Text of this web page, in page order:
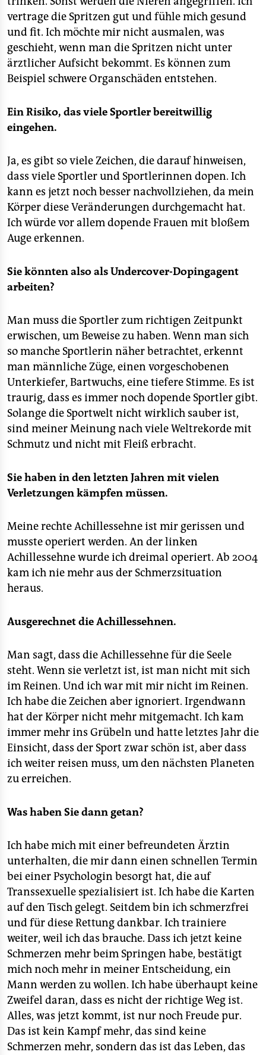
vertrage die Spritzen gut und fühle mich gesund
und fit. Ich möchte mir nicht ausmalen, was
geschieht, wenn man die Spritzen nicht unter
ärztlicher Aufsicht bekommt. Es können zum
Beispiel schwere Organschäden entstehen.
Ein Risiko, das viele Sportler bereitwillig
eingehen.
Ja, es gibt so viele Zeichen, die darauf hinweisen,
dass viele Sportler und Sportlerinnen dopen. Ich
kann es jetzt noch besser nachvollziehen, da mein
Körper diese Veränderungen durchgemacht hat.
Ich würde vor allem dopende Frauen mit bloßem
Auge erkennen.
Sie könnten also als Undercover-Dopingagent
arbeiten?
Man muss die Sportler zum richtigen Zeitpunkt
erwischen, um Beweise zu haben. Wenn man sich
so manche Sportlerin näher betrachtet, erkennt
man männliche Züge, einen vorgeschobenen
Unterkiefer, Bartwuchs, eine tiefere Stimme. Es ist
traurig, dass es immer noch dopende Sportler gibt.
Solange die Sportwelt nicht wirklich sauber ist,
sind meiner Meinung nach viele Weltrekorde mit
Schmutz und nicht mit Fleiß erbracht.
Sie haben in den letzten Jahren mit vielen
Verletzungen kämpfen müssen.
Meine rechte Achillessehne ist mir gerissen und
musste operiert werden. An der linken
Achillessehne wurde ich dreimal operiert. Ab 2004
kam ich nie mehr aus der Schmerzsituation
heraus.
Ausgerechnet die Achillessehnen.
Man sagt, dass die Achillessehne für die Seele
steht. Wenn sie verletzt ist, ist man nicht mit sich
im Reinen. Und ich war mit mir nicht im Reinen.
Ich habe die Zeichen aber ignoriert. Irgendwann
hat der Körper nicht mehr mitgemacht. Ich kam
immer mehr ins Grübeln und hatte letztes Jahr die
Einsicht, dass der Sport zwar schön ist, aber dass
ich weiter reisen muss, um den nächsten Planeten
zu erreichen.
Was haben Sie dann getan?
Ich habe mich mit einer befreundeten Ärztin
unterhalten, die mir dann einen schnellen Termin
bei einer Psychologin besorgt hat, die auf
Transsexuelle spezialisiert ist. Ich habe die Karten
auf den Tisch gelegt. Seitdem bin ich schmerzfrei
und für diese Rettung dankbar. Ich trainiere
weiter, weil ich das brauche. Dass ich jetzt keine
Schmerzen mehr beim Springen habe, bestätigt
mich noch mehr in meiner Entscheidung, ein
Mann werden zu wollen. Ich habe überhaupt keine
Zweifel daran, dass es nicht der richtige Weg ist.
Alles, was jetzt kommt, ist nur noch Freude pur.
Das ist kein Kampf mehr, das sind keine
Schmerzen mehr, sondern das ist das Leben, das